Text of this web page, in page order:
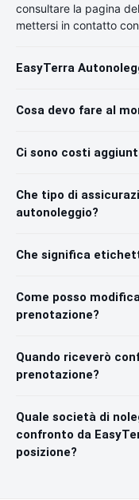
consultare la pagina
mettersi in contatto
EasyTerra
Cosa devo fare al
Ci sono costi
Che tipo di
autonoleggio?
Che significa
Come posso
prenotazione?
Quando riceverò
prenotazione?
Quale società di
confronto da
posizione?